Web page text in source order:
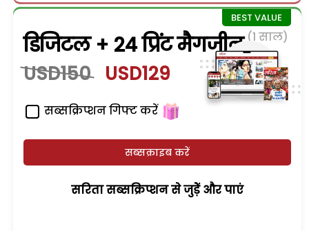
डिजिटल + 24 प्रिंट मैगजीन (1 साल)
USD150 USD129
सब्सक्रिप्शन गिफ्ट करें
सब्सक्राइब करें
सरिता सब्सक्रिप्शन से जुड़ेें और पाएं